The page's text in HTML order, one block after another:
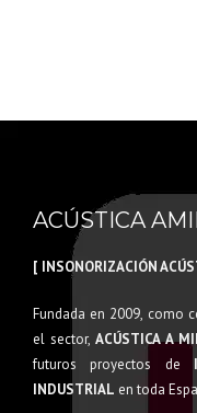
ACÚSTICA
[ INSONORIZACIÓN
Fundada en 2009, como
el sector,ACÚSTICA A
futuros proyectos de
INDUSTRIAL en toda